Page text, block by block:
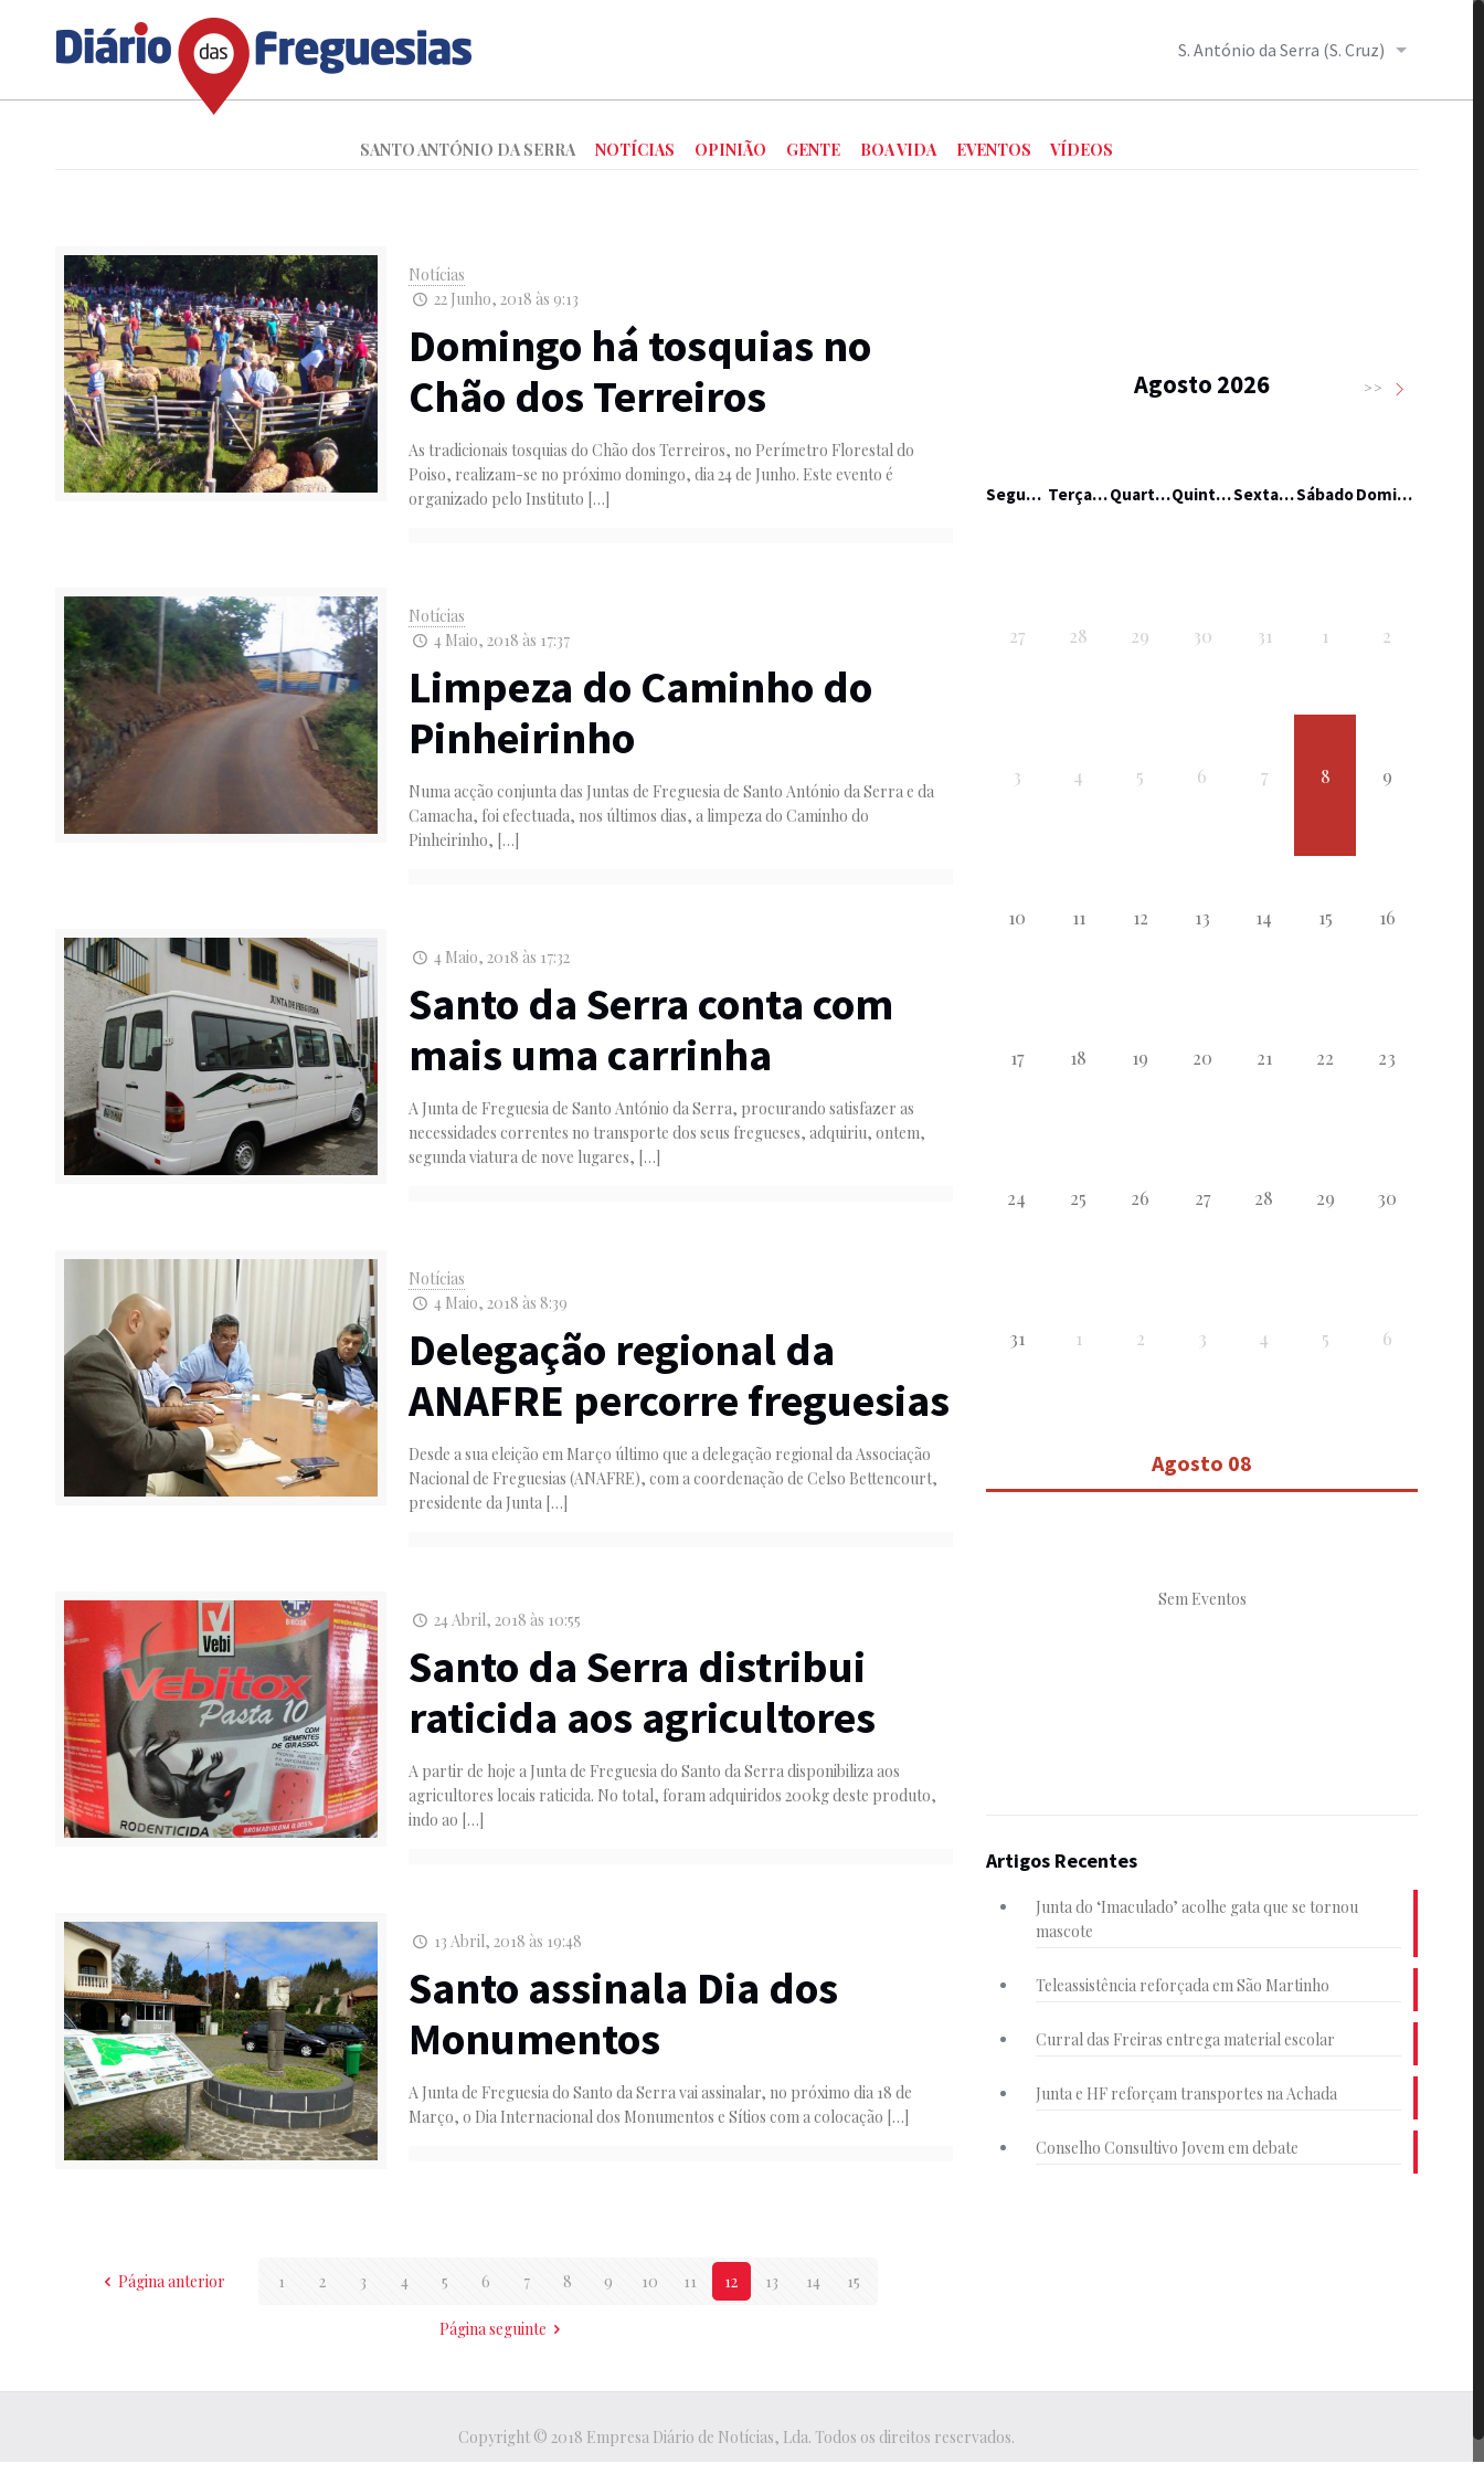
S. António da Serra (S. Cruz)
SANTO ANTÓNIO DA SERRA NOTÍCIAS OPINIÃO GENTE BOA VIDA EVENTOS VÍDEOS
Notícias
22 Junho, 2018 às 9:13
Domingo há tosquias no
Chão dos Terreiros
As tradicionais tosquias do Chão dos Terreiros, no Perímetro Florestal do
Poiso, realizam-se no próximo domingo, dia 24 de Junho. Este evento é
organizado pelo Instituto […]
Notícias
4 Maio, 2018 às 17:37
Limpeza do Caminho do
Pinheirinho
Numa acção conjunta das Juntas de Freguesia de Santo António da Serra e da
Camacha, foi efectuada, nos últimos dias, a limpeza do Caminho do
Pinheirinho, […]
4 Maio, 2018 às 17:32
Santo da Serra conta com
mais uma carrinha
A Junta de Freguesia de Santo António da Serra, procurando satisfazer as
necessidades correntes no transporte dos seus fregueses, adquiriu, ontem,
segunda viatura de nove lugares, […]
Notícias
4 Maio, 2018 às 8:39
Delegação regional da
ANAFRE percorre freguesias
Desde a sua eleição em Março último que a delegação regional da Associação
Nacional de Freguesias (ANAFRE), com a coordenação de Celso Bettencourt,
presidente da Junta […]
24 Abril, 2018 às 10:55
Santo da Serra distribui
raticida aos agricultores
A partir de hoje a Junta de Freguesia do Santo da Serra disponibiliza aos
agricultores locais raticida. No total, foram adquiridos 200kg deste produto,
indo ao […]
13 Abril, 2018 às 19:48
Santo assinala Dia dos
Monumentos
A Junta de Freguesia do Santo da Serra vai assinalar, no próximo dia 18 de
Março, o Dia Internacional dos Monumentos e Sítios com a colocação […]
Página anterior 1 2 3 4 5 6 7 8 9 10 11 12 13 14 15
Página seguinte
Agosto 2026 >>
Segunda-feira Terça-feira Quarta-feira Quinta-feira Sexta-feiraSábado Domingo
27 28 29 30 31 1 2
3 4 5 6 7 8 9
10 11 12 13 14 15 16
17 18 19 20 21 22 23
24 25 26 27 28 29 30
31 1 2 3 4 5 6
Agosto 08
Sem Eventos
Artigos Recentes
Junta do ‘Imaculado’ acolhe gata que se tornou
mascote
Teleassistência reforçada em São Martinho
Curral das Freiras entrega material escolar
Junta e HF reforçam transportes na Achada
Conselho Consultivo Jovem em debate
Copyright © 2018 Empresa Diário de Notícias, Lda. Todos os direitos reservados.